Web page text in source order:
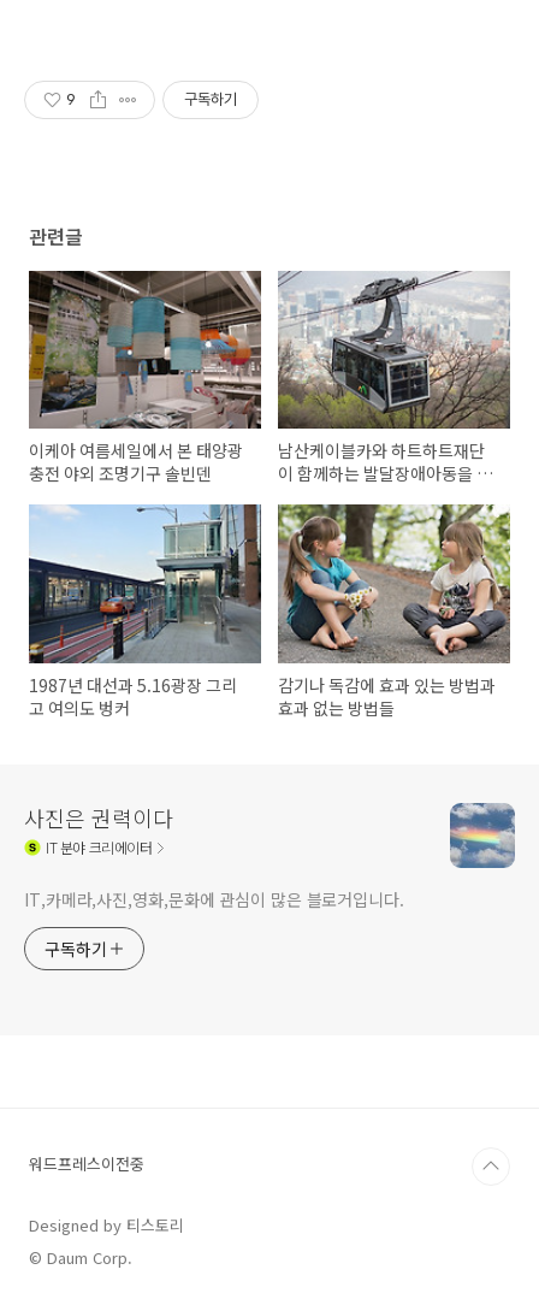
9 구독하기
관련글
이케아 여름세일에서 본 태양광
충전 야외 조명기구 솔빈덴
남산케이블카와 하트하트재단
이 함께하는 발달장애아동을 위
1987년 대선과 5.16광장 그리
고 여의도 벙커
감기나 독감에 효과 있는 방법과
효과 없는 방법들
사진은 권력이다
IT분야 크리에이터
IT,카메라,사진,영화,문화에 관심이 많은 블로거입니다.
구독하기
워드프레스이전중
Designed by 티스토리
© Daum Corp.